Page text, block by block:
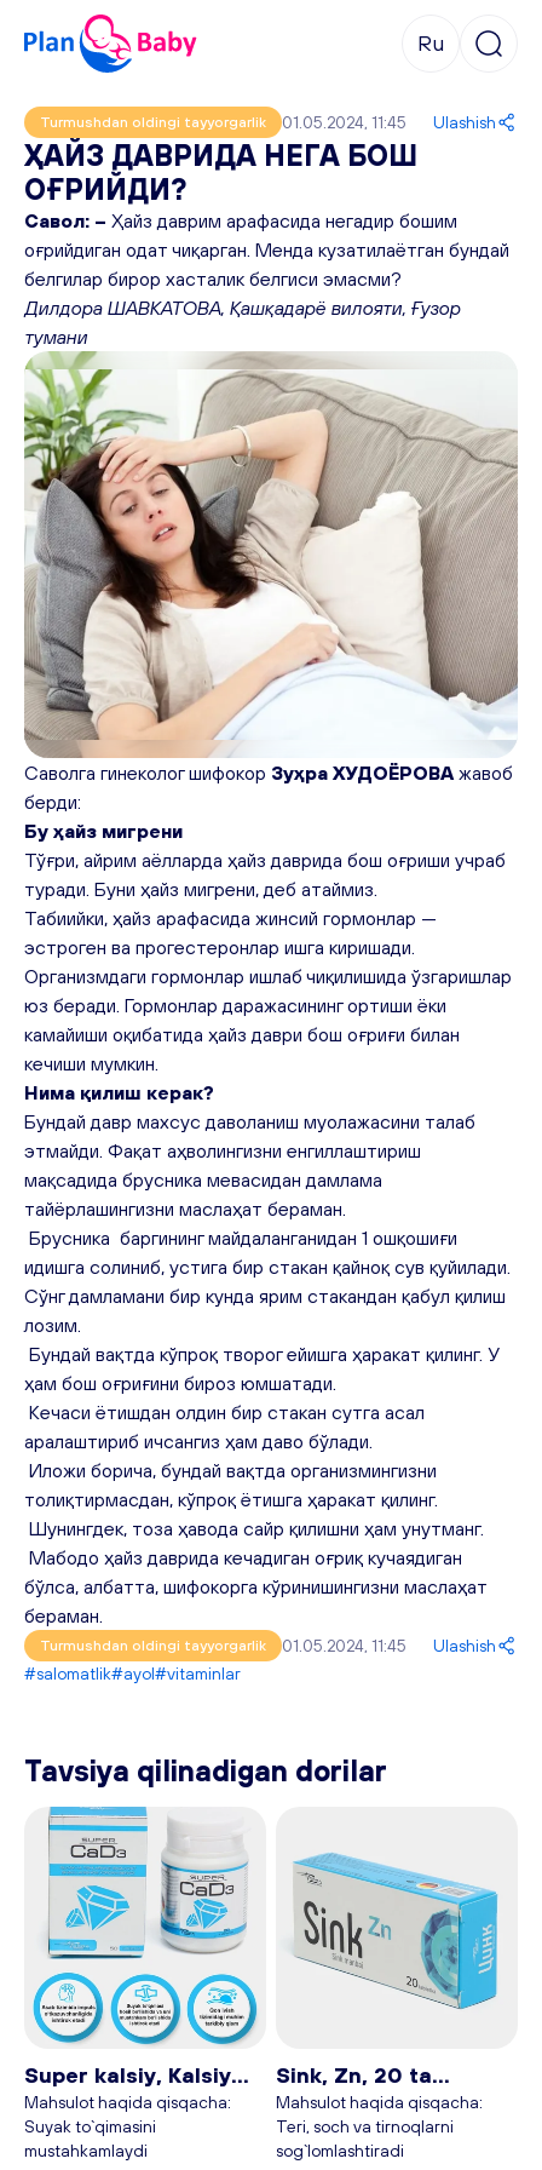
Ru
Turmushdan oldingi tayyorgarlik 01.05.2024, 11:45 Ulashish
ҲАЙЗ ДАВРИДА НЕГА БОШ
ОҒРИЙДИ?
Савол: – Ҳайз даврим арафасида негадир бошим
оғрийдиган одат чиқарган. Менда кузатилаётган бундай
белгилар бирор хасталик белгиси эмасми?
Дилдора ШАВКАТОВА, Қашқадарё вилояти, Ғузор
тумани
Саволга гинеколог шифокор Зуҳра ХУДОЁРОВА жавоб
берди:
Бу ҳайз мигрени
Тўғри, айрим аёлларда ҳайз даврида бош оғриши учраб
туради. Буни ҳайз мигрени, деб атаймиз.
Табиийки, ҳайз арафасида жинсий гормонлар —
эстроген ва прогестеронлар ишга киришади.
Организмдаги гормонлар ишлаб чиқилишида ўзгаришлар
юз беради. Гормонлар даражасининг ортиши ёки
камайиши оқибатида ҳайз даври бош оғриғи билан
кечиши мумкин.
Нима қилиш керак?
Бундай давр махсус даволаниш муолажасини талаб
этмайди. Фақат аҳволингизни енгиллаштириш
мақсадида брусника мевасидан дамлама
тайёрлашингизни маслаҳат бераман.
Брусника  баргининг майдаланганидан 1 ошқошиғи
идишга солиниб, устига бир стакан қайноқ сув қуйилади.
Сўнг дамламани бир кунда ярим стакандан қабул қилиш
лозим.
Бундай вақтда кўпроқ творог ейишга ҳаракат қилинг. У
ҳам бош оғриғини бироз юмшатади.
Кечаси ётишдан олдин бир стакан сутга асал
аралаштириб ичсангиз ҳам даво бўлади.
Иложи борича, бундай вақтда организмингизни
толиқтирмасдан, кўпроқ ётишга ҳаракат қилинг.
Шунингдек, тоза ҳавода сайр қилишни ҳам унутманг.
Мабодо ҳайз даврида кечадиган оғриқ кучаядиган
бўлса, албатта, шифокорга кўринишингизни маслаҳат
бераман.
Turmushdan oldingi tayyorgarlik 01.05.2024, 11:45
Ulashish
#salomatlik#ayol#vitaminlar
Tavsiya qilinadigan dorilar
Super kalsiy, Kalsiy
D3, CaD3, 50 tabletka
- Plan baby
Mahsulot haqida qisqacha:
Suyak to`qimasini
mustahkamlaydi
Sink, Zn, 20 ta
tabletka - Plan baby
Mahsulot haqida qisqacha:
Teri, soch va tirnoqlarni
sog`lomlashtiradi